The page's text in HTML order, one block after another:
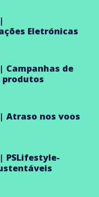
Eletrónicas
| Campanhas de
produtos
| Atraso nos voos
| PSLifestyle-